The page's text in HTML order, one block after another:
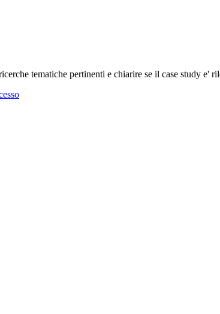
tematiche pertinenti e chiarire se il case study e'